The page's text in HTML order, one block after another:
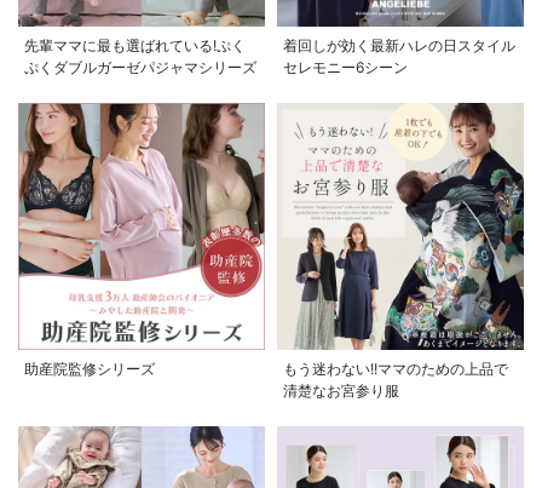
先輩ママに最も選ばれている!ぷく
ぷくダブルガーゼパジャマシリーズ
着回しが効く最新ハレの日スタイル
セレモニー6シーン
助産院監修シリーズ
もう迷わない!!ママのための上品で
清楚なお宮参り服